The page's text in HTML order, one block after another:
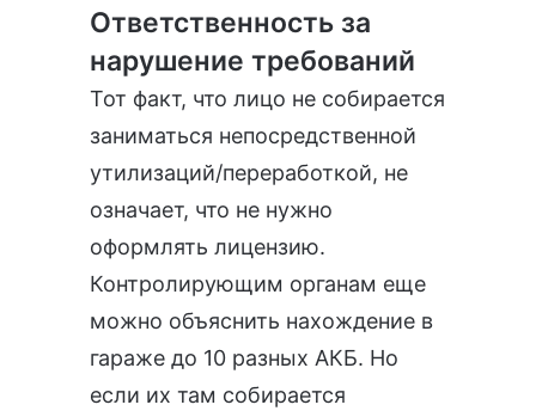
Ответственность за
нарушение требований
Тот факт, что лицо не собирается
заниматься непосредственной
утилизаций/переработкой, не
означает, что не нужно
оформлять лицензию.
Контролирующим органам еще
можно объяснить нахождение в
гараже до 10 разных АКБ. Но
если их там собирается